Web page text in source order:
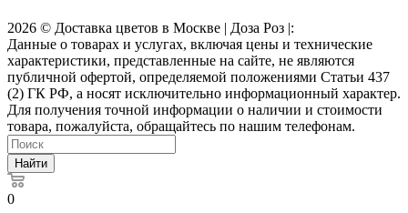
2026 © Доставка цветов в Москве | Доза Роз |:
Данные о товарах и услугах, включая цены и технические
характеристики, представленные на сайте, не являются
публичной офертой, определяемой положениями Статьи 437
(2) ГК РФ, а носят исключительно информационный характер.
Для получения точной информации о наличии и стоимости
товара, пожалуйста, обращайтесь по нашим телефонам.
Найти
0